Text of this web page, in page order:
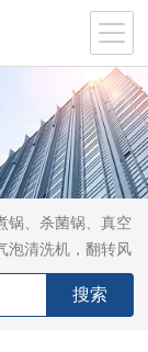
锅、杀菌锅、真空
泡清洗机，翻转风